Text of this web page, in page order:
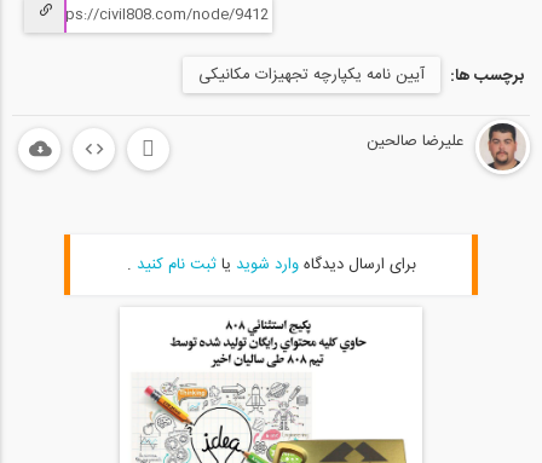
برچسب ها: آیین نامه یکپارچه تجهیزات مکانیکی
علیرضا صالحین
برای ارسال دیدگاهوارد شوید یاثبت نام کنید .